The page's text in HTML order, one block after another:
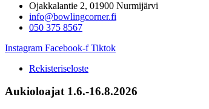
Ojakkalantie 2, 01900 Nurmijärvi
info@bowlingcorner.fi
050 375 8567
Instagram Facebook-f Tiktok
Rekisteriseloste
Aukioloajat 1.6.-16.8.2026